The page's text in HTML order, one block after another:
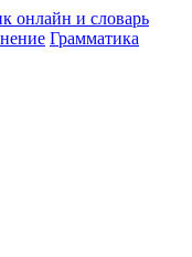
Грамматика